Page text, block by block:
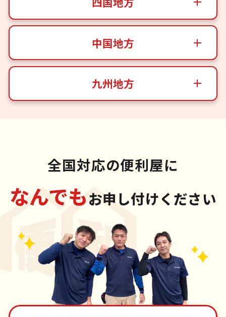
中国地方
九州地方
全国対応の便利屋に
なんでもお申し付けください